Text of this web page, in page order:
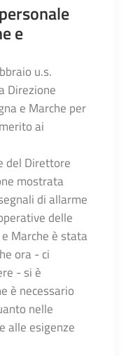
e
u.s.
Direzione
e Marche per
ai
del Direttore
mostrata
di allarme
delle
Marche è stata
ora - ci
- si è
è necessario
nelle
alle esigenze